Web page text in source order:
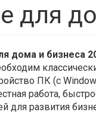
для
дома и бизнеса
ПК (с
работа,
для развития